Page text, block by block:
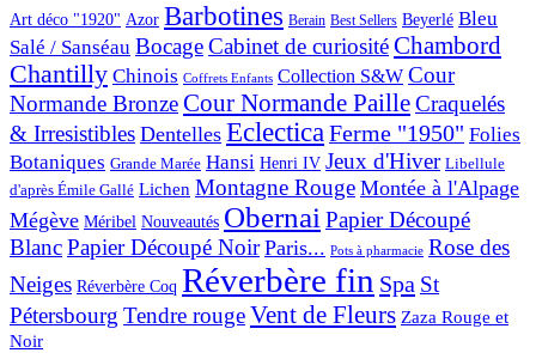
Art déco "1920" Azor Barbotines Berain Best Sellers Beyerlé Bleu
Salé / Sanséau BocageCabinet de curiositéChambord
Chantilly Chinois Coffrets Enfants Collection S&W Cour
Normande BronzeCour Normande PailleCraquelés
& Irresistibles Dentelles EclecticaFerme "1950" Folies
Botaniques Grande Marée Hansi Henri IV Jeux d'Hiver Libellule
d'après Émile Gallé Lichen Montagne Rouge Montée à l'Alpage
Mégève Méribel Nouveautés ObernaiPapier Découpé
BlancPapier Découpé Noir Paris... Pots à pharmacie Rose des
Neiges Réverbère Coq Réverbère fin Spa St
Pétersbourg Tendre rougeVent de Fleurs Zaza Rouge et
Noir